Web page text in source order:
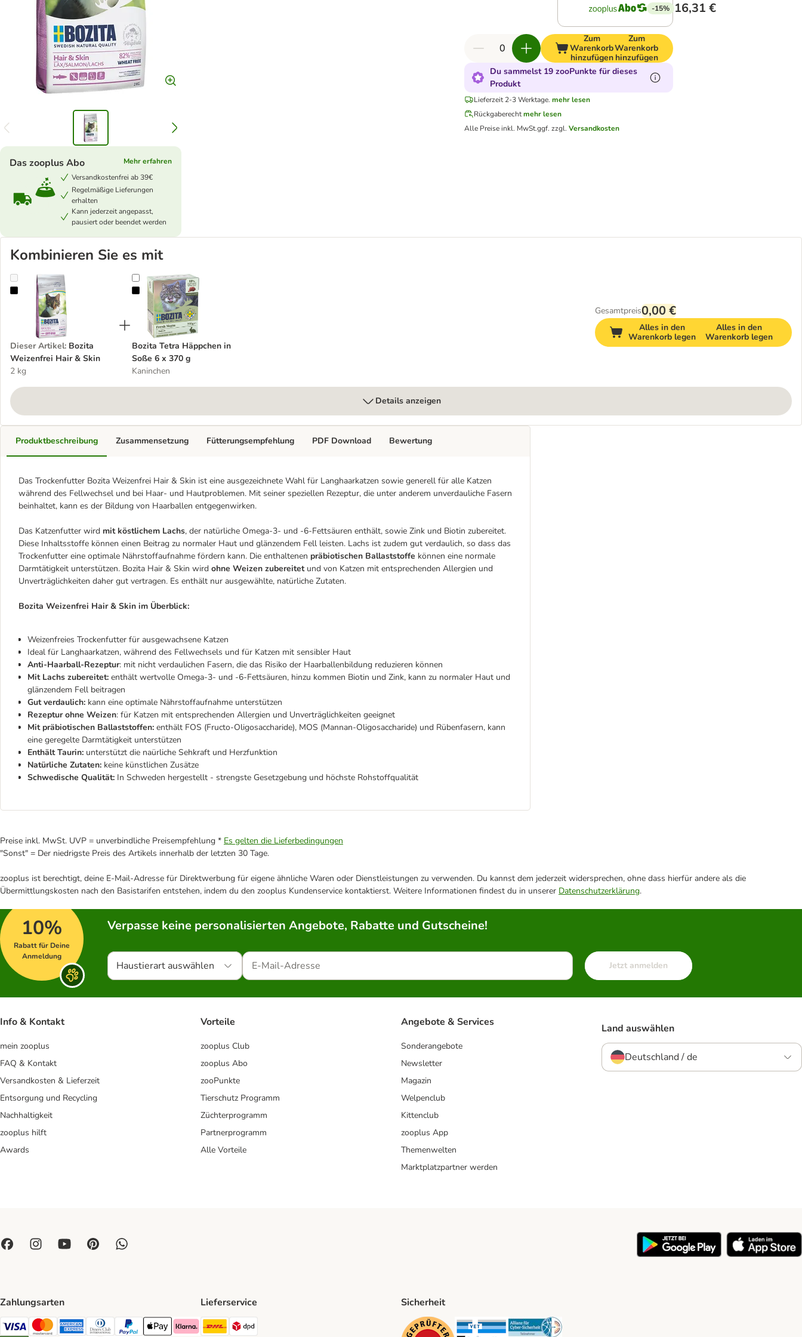
Das zooplus Abo
Mehr erfahren
Versandkostenfrei ab 39€
Regelmäßige Lieferungen
erhalten
Kann jederzeit angepasst,
pausiert oder beendet werden
-15% 16,31 €
Zum
Warenkorb
hinzufügen
Zum
Warenkorb
hinzufügen
Du sammelst 19 zooPunkte für dieses
Produkt
Lieferzeit 2-3 Werktage. mehr lesen
Rückgaberechtmehr lesen
Alle Preise inkl. MwSt.ggf. zzgl. Versandkosten
Kombinieren Sie es mit
Bozita Weizenfrei Hair & Skin
Dieser Artikel: Bozita
Weizenfrei Hair & Skin
2 kg
Bozita Tetra Häppchen in Soße 6 x 370 g
Bozita Tetra Häppchen in
Soße 6 x 370 g
Kaninchen
Gesamtpreis0,00 €
Alles in den
Warenkorb legen
Alles in den
Warenkorb legen
Details anzeigen
Produktbeschreibung
Das Trockenfutter Bozita Weizenfrei Hair & Skin ist eine ausgezeichnete Wahl für Langhaarkatzen sowie generell für alle Katzen
während des Fellwechsel und bei Haar- und Hautproblemen. Mit seiner speziellen Rezeptur, die unter anderem unverdauliche Fasern
beinhaltet, kann es der Bildung von Haarballen entgegenwirken.
Das Katzenfutter wird mit köstlichem Lachs, der natürliche Omega-3- und -6-Fettsäuren enthält, sowie Zink und Biotin zubereitet.
Diese Inhaltsstoffe können einen Beitrag zu normaler Haut und glänzendem Fell leisten. Lachs ist zudem gut verdaulich, so dass das
Trockenfutter eine optimale Nährstoffaufnahme fördern kann. Die enthaltenen präbiotischen Ballaststoffe können eine normale
Darmtätigkeit unterstützen. Bozita Hair & Skin wird ohne Weizen zubereitetund von Katzen mit entsprechenden Allergien und
Unverträglichkeiten daher gut vertragen. Es enthält nur ausgewählte, natürliche Zutaten.
Bozita Weizenfrei Hair & Skin im Überblick:
Weizenfreies Trockenfutter für ausgewachsene Katzen
Ideal für Langhaarkatzen, während des Fellwechsels und für Katzen mit sensibler Haut
Anti-Haarball-Rezeptur: mit nicht verdaulichen Fasern, die das Risiko der Haarballenbildung reduzieren können
Mit Lachs zubereitet: enthält wertvolle Omega-3- und -6-Fettsäuren, hinzu kommen Biotin und Zink, kann zu normaler Haut und
glänzendem Fell beitragen
Gut verdaulich: kann eine optimale Nährstoffaufnahme unterstützen
Rezeptur ohne Weizen: für Katzen mit entsprechenden Allergien und Unverträglichkeiten geeignet
Mit präbiotischen Ballaststoffen: enthält FOS (Fructo-Oligosaccharide), MOS (Mannan-Oligosaccharide) und Rübenfasern, kann
eine geregelte Darmtätigkeit unterstützen
Enthält Taurin: unterstützt die naürliche Sehkraft und Herzfunktion
Natürliche Zutaten: keine künstlichen Zusätze
Schwedische Qualität: In Schweden hergestellt - strengste Gesetzgebung und höchste Rohstoffqualität
Zusammensetzung Fütterungsempfehlung PDF Download Bewertung
Preise inkl. MwSt. UVP = unverbindliche Preisempfehlung * Es gelten die Lieferbedingungen
"Sonst" = Der niedrigste Preis des Artikels innerhalb der letzten 30 Tage.
zooplus ist berechtigt, deine E-Mail-Adresse für Direktwerbung für eigene ähnliche Waren oder Dienstleistungen zu verwenden. Du kannst dem jederzeit widersprechen, ohne dass hierfür andere als die
Übermittlungskosten nach den Basistarifen entstehen, indem du den zooplus Kundenservice kontaktierst. Weitere Informationen findest du in unserer Datenschutzerklärung.
10%
Rabatt für Deine
Anmeldung
Verpasse keine personalisierten Angebote, Rabatte und Gutscheine!
Haustierart auswählen Jetzt anmelden
Info & Kontakt
mein zooplus
FAQ & Kontakt
Versandkosten & Lieferzeit
Entsorgung und Recycling
Nachhaltigkeit
zooplus hilft
Awards
Vorteile
zooplus Club
zooplus Abo
zooPunkte
Tierschutz Programm
Züchterprogramm
Partnerprogramm
Alle Vorteile
Angebote & Services
Sonderangebote
Newsletter
Magazin
Welpenclub
Kittenclub
zooplus App
Themenwelten
Marktplatzpartner werden
Land auswählen
Deutschland / de
Zahlungsarten
Visa Payment Method
Mastercard Payment Method
American Express Payment Method
Diners Club Payment Method
PayPal Payment Method
Apple Pay Payment Method
Klarna Payment Method
Lieferservice
DHL Shipping Method
Sicherheit
Security Security Security